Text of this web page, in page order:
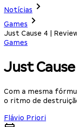
Notícias
Games
Just Cause 4 |
Games
Just Cause
Com a mesma
o ritmo de
Flávio Priori